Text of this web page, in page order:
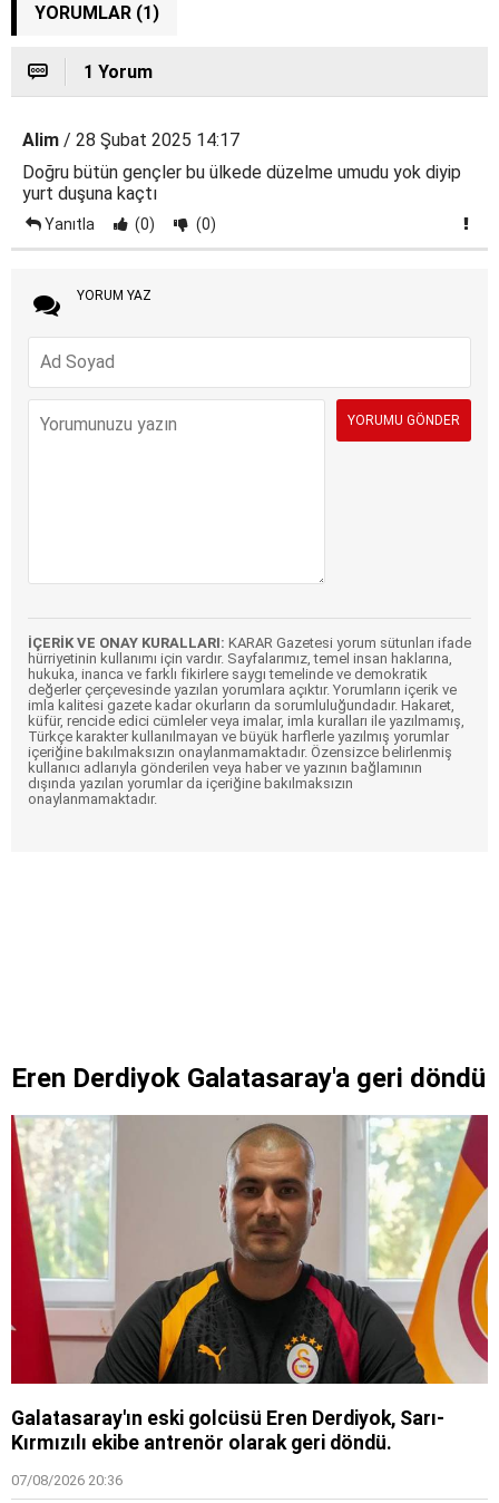
YORUMLAR (1)
1 Yorum
Alim / 28 Şubat 2025 14:17
Doğru bütün gençler bu ülkede düzelme umudu yok diyip
yurt duşuna kaçtı
Yanıtla (0) (0)
YORUM YAZ
İÇERİK VE ONAY KURALLARI: KARAR Gazetesi yorum sütunları ifade
hürriyetinin kullanımı için vardır. Sayfalarımız, temel insan haklarına,
hukuka, inanca ve farklı fikirlere saygı temelinde ve demokratik
değerler çerçevesinde yazılan yorumlara açıktır. Yorumların içerik ve
imla kalitesi gazete kadar okurların da sorumluluğundadır. Hakaret,
küfür, rencide edici cümleler veya imalar, imla kuralları ile yazılmamış,
Türkçe karakter kullanılmayan ve büyük harflerle yazılmış yorumlar
içeriğine bakılmaksızın onaylanmamaktadır. Özensizce belirlenmiş
kullanıcı adlarıyla gönderilen veya haber ve yazının bağlamının
dışında yazılan yorumlar da içeriğine bakılmaksızın
onaylanmamaktadır.
Eren Derdiyok Galatasaray'a geri döndü
Galatasaray'ın eski golcüsü Eren Derdiyok, Sarı-
Kırmızılı ekibe antrenör olarak geri döndü.
07/08/2026 20:36